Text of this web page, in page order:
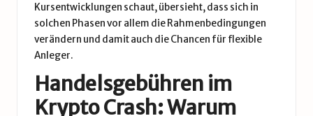
Kursentwicklungen schaut, übersieht, dass sich in
solchen Phasen vor allem die Rahmenbedingungen
verändern und damit auch die Chancen für flexible
Anleger.
Handelsgebühren im
Krypto Crash: Warum